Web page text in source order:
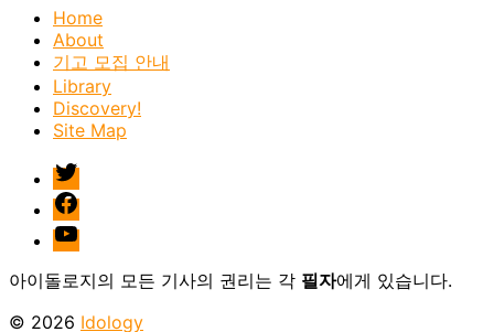
Home
About
기고 모집 안내
Library
Discovery!
Site Map
twitter
facebook
Youtube
아이돌로지의 모든 기사의 권리는 각 필자에게 있습니다.
© 2026 Idology